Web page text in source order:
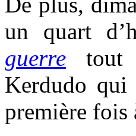
un quart
guerre
tout
Kerdudo qui
première